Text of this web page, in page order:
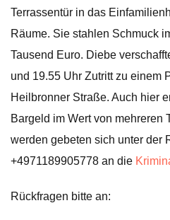
Terrassentür in das
Räume. Sie stahlen Schmuck
Tausend Euro. Diebe
und 19.55 Uhr Zutritt zu einem
Heilbronner Straße. Auch hier
Bargeld im Wert von mehreren
werden gebeten sich unter der
+4971189905778 an die
Rückfragen bitte an: